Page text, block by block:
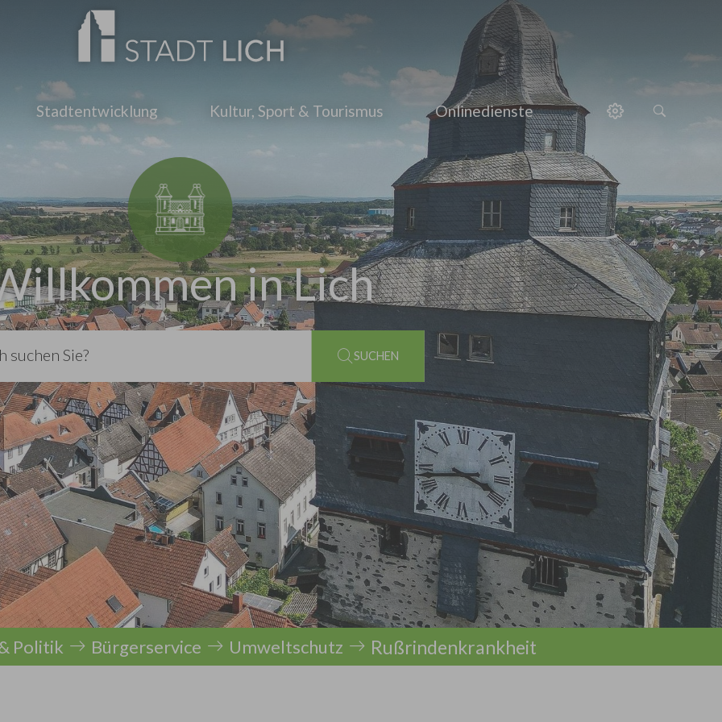
Stadtentwicklung Kultur, Sport & Tourismus Onlinedienste
in Lich
Politik Bürgerservice Umweltschutz Rußrindenkrankheit